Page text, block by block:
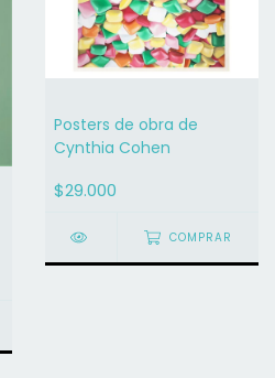
Posters de obra de
Cynthia Cohen
$29.000
COMPRAR